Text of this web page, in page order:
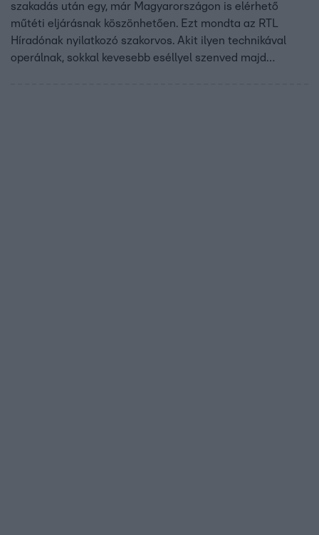
szakadás után egy, már Magyarországon is elérhető
műtéti eljárásnak köszönhetően. Ezt mondta az RTL
Híradónak nyilatkozó szakorvos. Akit ilyen technikával
operálnak, sokkal kevesebb eséllyel szenved majd